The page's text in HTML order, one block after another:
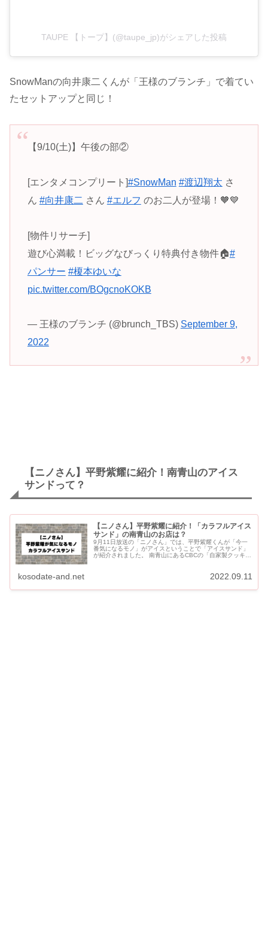
TAUPE 【トープ】(@taupe_jp)がシェアした投稿
SnowManの向井康二くんが「王様のブランチ」で着てい
たセットアップと同じ！
【9/10(土)】午後の部②
[エンタメコンプリート]#SnowMan #渡辺翔太 さ
ん #向井康二 さん #エルフ のお二人が登場！🧡💙
[物件リサーチ]
遊び心満載！ビッグなびっくり特典付き物件🏠#
パンサー #榎本ゆいな
pic.twitter.com/BOgcnoKOKB
— 王様のブランチ (@brunch_TBS) September 9,
2022
【ニノさん】平野紫耀に紹介！南青山のアイス
サンドって？
【ニノさん】平野紫耀に紹介！「カラフルアイス
サンド」の南青山のお店は？
9月11日放送の「ニノさん」では、平野紫耀くんが「今一
番気になるモノ」がアイスということで「アイスサンド」
が紹介されました。 南青山にあるCBCの「自家製クッキー
kosodate-and.net 2022.09.11